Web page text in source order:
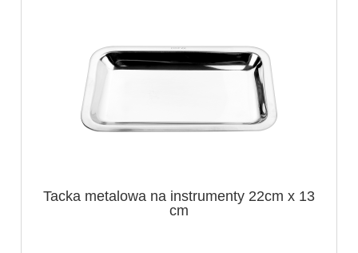
Tacka metalowa na instrumenty 22cm x 13
cm